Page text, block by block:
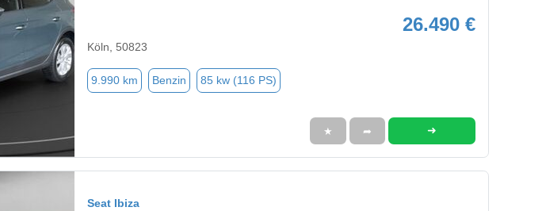
26.490 €
Köln, 50823
9.990 km Benzin 85 kw (116 PS)
★ ➦ ➜
Seat Ibiza